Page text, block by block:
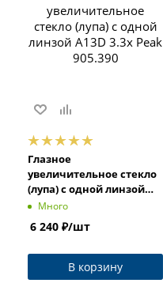
Глазное
увеличительное стекло
(лупа) с одной линзой
A13D 3.3x Peak 905.390
Много
6 240 ₽/шт
В корзину